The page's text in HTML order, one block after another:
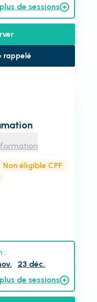
de sessions
rappelé
Non éligible CPF
:
23 déc.
de sessions